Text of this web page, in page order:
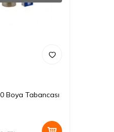
Boya Tabancası